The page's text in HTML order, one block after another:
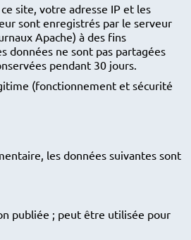
site, votre adresse IP et les
sont enregistrés par le serveur
Apache) à des fins
données ne sont pas partagées
pendant 30 jours.
(fonctionnement et sécurité
les données suivantes sont
publiée ; peut être utilisée pour